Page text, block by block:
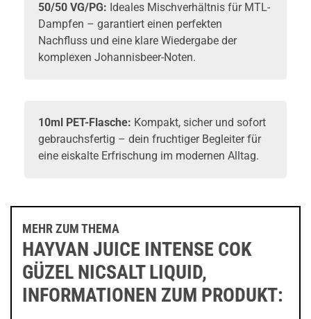
50/50 VG/PG: Ideales Mischverhältnis für MTL-
Dampfen – garantiert einen perfekten
Nachfluss und eine klare Wiedergabe der
komplexen Johannisbeer-Noten.
10ml PET-Flasche: Kompakt, sicher und sofort
gebrauchsfertig – dein fruchtiger Begleiter für
eine eiskalte Erfrischung im modernen Alltag.
MEHR ZUM THEMA
HAYVAN JUICE INTENSE COK
GÜZEL NICSALT LIQUID,
INFORMATIONEN ZUM PRODUKT: